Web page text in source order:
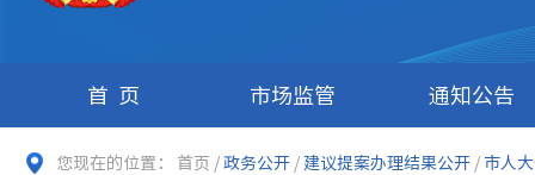
首页 市场监管 通知公告
您现在的位置： 首页 /政务公开 / 建议提案办理结果公开 / 市人